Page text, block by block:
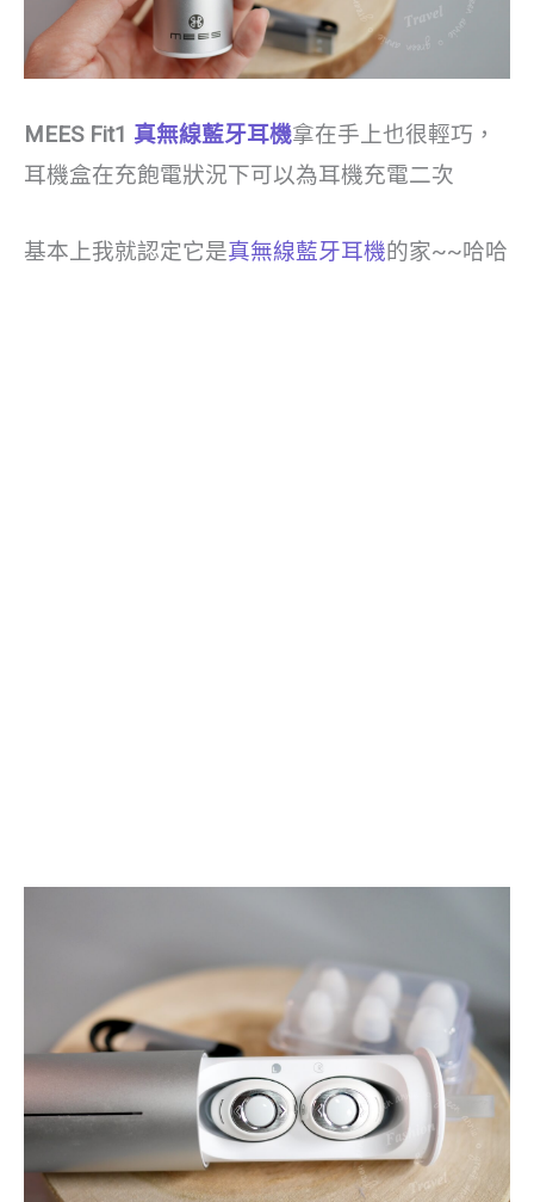
MEES Fit1 真無線藍牙耳機拿在手上也很輕巧，
耳機盒在充飽電狀況下可以為耳機充電二次
基本上我就認定它是真無線藍牙耳機的家~~哈哈